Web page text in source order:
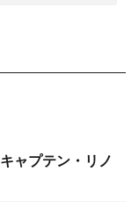
プテン・リノ